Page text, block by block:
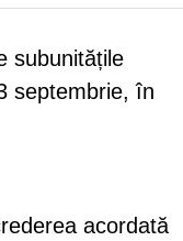
subunitățile
septembrie, în
acordată